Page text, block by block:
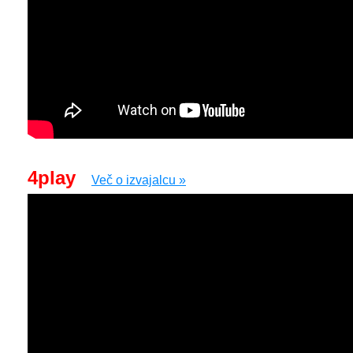
4play Več o izvajalcu »